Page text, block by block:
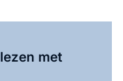
met